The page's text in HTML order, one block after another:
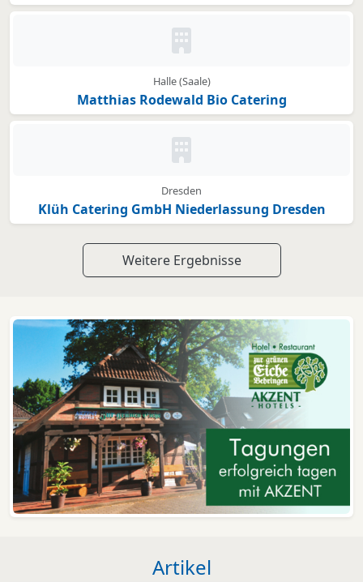
Kein Bild oder Logo hinterlegt
Halle (Saale)
Matthias Rodewald Bio Catering
Kein Bild oder Logo hinterlegt
Dresden
Klüh Catering GmbH Niederlassung Dresden
Weitere Ergebnisse
Artikel